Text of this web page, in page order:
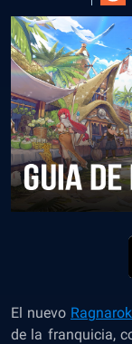
El nuevo
de la franquicia,